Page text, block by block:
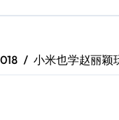
拍更吸睛！
机皇美颜秘籍曝光
小米也学赵丽颖